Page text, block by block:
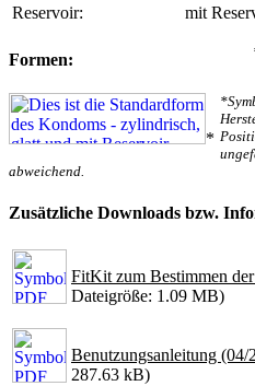
Reservoir:
mit
Formen:
*
abweichend.
Zusätzliche Downloads bzw.
FitKit zum Bestimmen
Dateigröße: 1.09 MB)
Benutzungsanleitung (04/
287.63 kB)